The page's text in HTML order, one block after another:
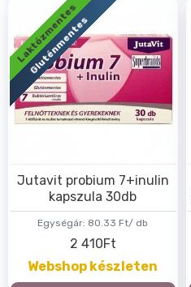
Laktózmentes
Gluténmentes
Egységár: 80.33 Ft/ db
Jutavit probium 7+inulin
kapszula 30db
2 410Ft
Webshop készleten